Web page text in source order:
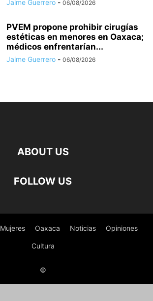
Jaime Guerrero - 06/08/2026
PVEM propone prohibir cirugías
estéticas en menores en Oaxaca;
médicos enfrentarían...
Jaime Guerrero - 06/08/2026
ABOUT US
FOLLOW US
Mujeres Oaxaca Noticias Opiniones
Cultura
©